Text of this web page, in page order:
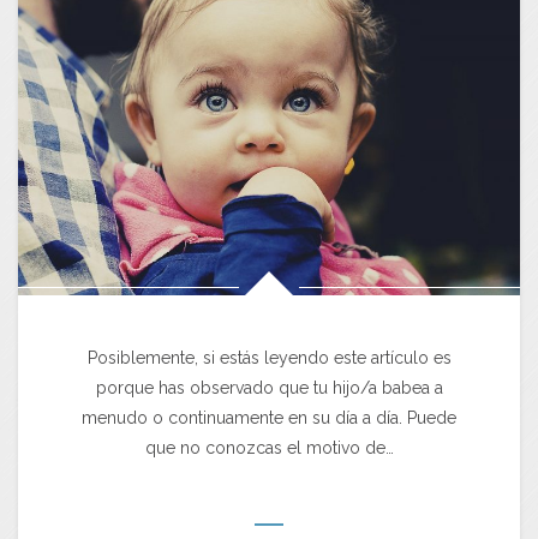
Posiblemente, si estás leyendo este artículo es
porque has observado que tu hijo/a babea a
menudo o continuamente en su día a día. Puede
que no conozcas el motivo de…